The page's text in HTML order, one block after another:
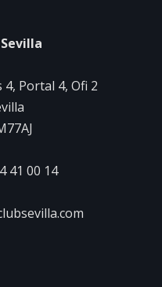
4, Portal 4, Ofi 2
41 00 14